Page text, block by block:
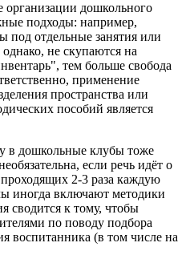
организации дошкольного
подходы: например,
под отдельные занятия или
не скупаются на
тем больше свобода
применение
пространства или
пособий является
в дошкольные клубы тоже
если речь идёт о
2-3 раза каждую
иногда включают методики
сводится к тому, чтобы
по поводу подбора
воспитанника (в том числе на